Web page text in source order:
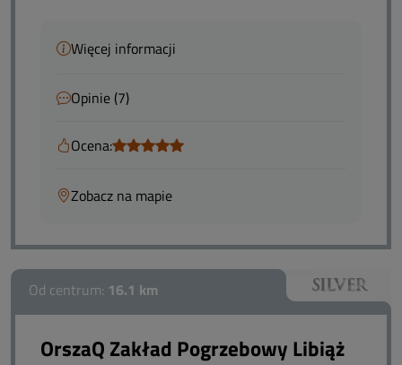
Więcej informacji
Opinie (7)
Ocena:
Zobacz na mapie
Od centrum: 16.1 km
OrszaQ Zakład Pogrzebowy Libiąż